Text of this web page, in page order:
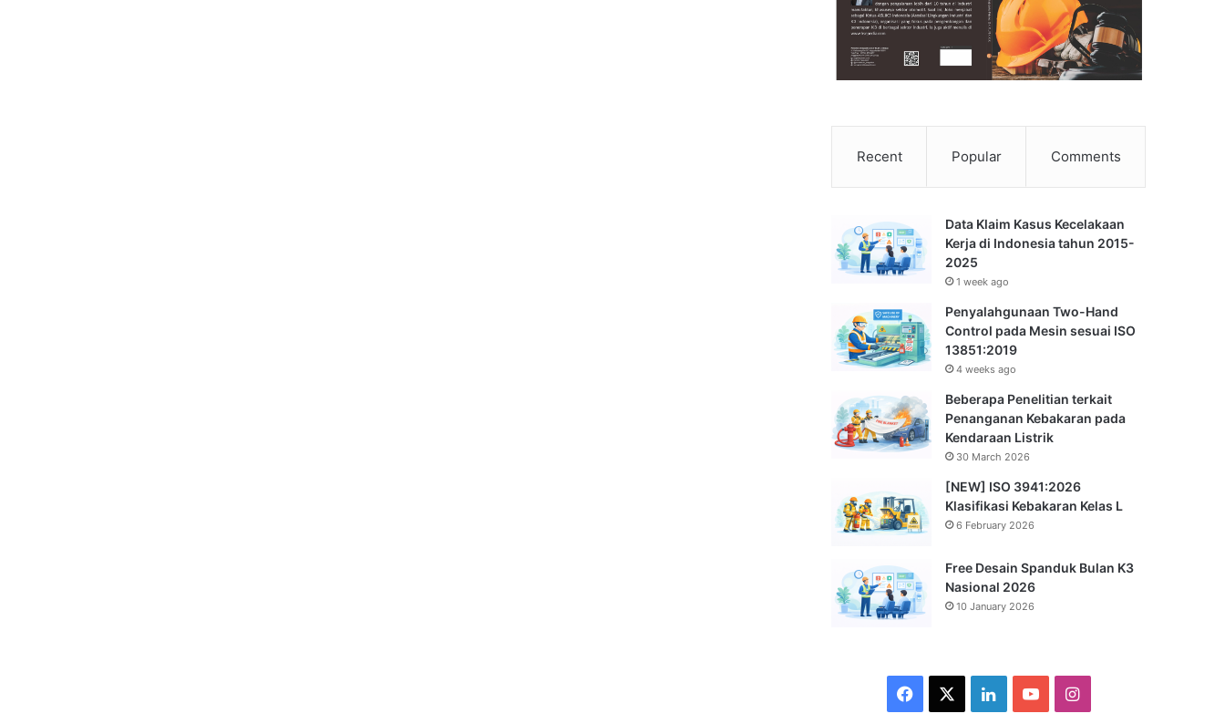
Recent Popular Comments
Data Klaim Kasus Kecelakaan
Kerja di Indonesia tahun 2015-
2025
1 week ago
Penyalahgunaan Two-Hand
Control pada Mesin sesuai ISO
13851:2019
4 weeks ago
Beberapa Penelitian terkait
Penanganan Kebakaran pada
Kendaraan Listrik
30 March 2026
[NEW] ISO 3941:2026
Klasifikasi Kebakaran Kelas L
6 February 2026
Free Desain Spanduk Bulan K3
Nasional 2026
10 January 2026
Facebook LinkedInYouTubeInstagram